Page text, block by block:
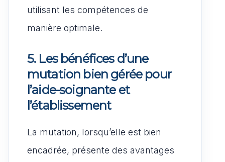
utilisant les compétences de
manière optimale.
5. Les bénéfices d’une
mutation bien gérée pour
l’aide-soignante et
l’établissement
La mutation, lorsqu’elle est bien
encadrée, présente des avantages